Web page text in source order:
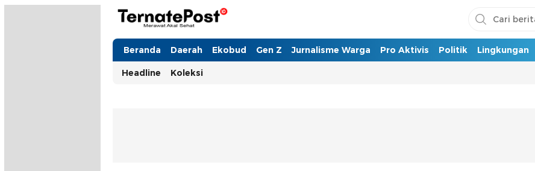
TernatePost.id
merawat akal sehat
Beranda Daerah Ekobud Gen Z Jurnalisme Warga Pro Aktivis Politik Lingkungan
Headline Koleksi